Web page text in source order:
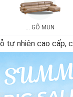
... GỖ MUN
tự nhiên cao